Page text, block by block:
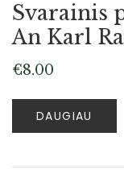
Svarainis
An Karl
€8.00
DAUGIAU